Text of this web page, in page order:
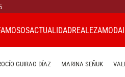
ACTUALIDADREALEZAMODA
GUIRAO DÍAZ MARINA SEÑUK